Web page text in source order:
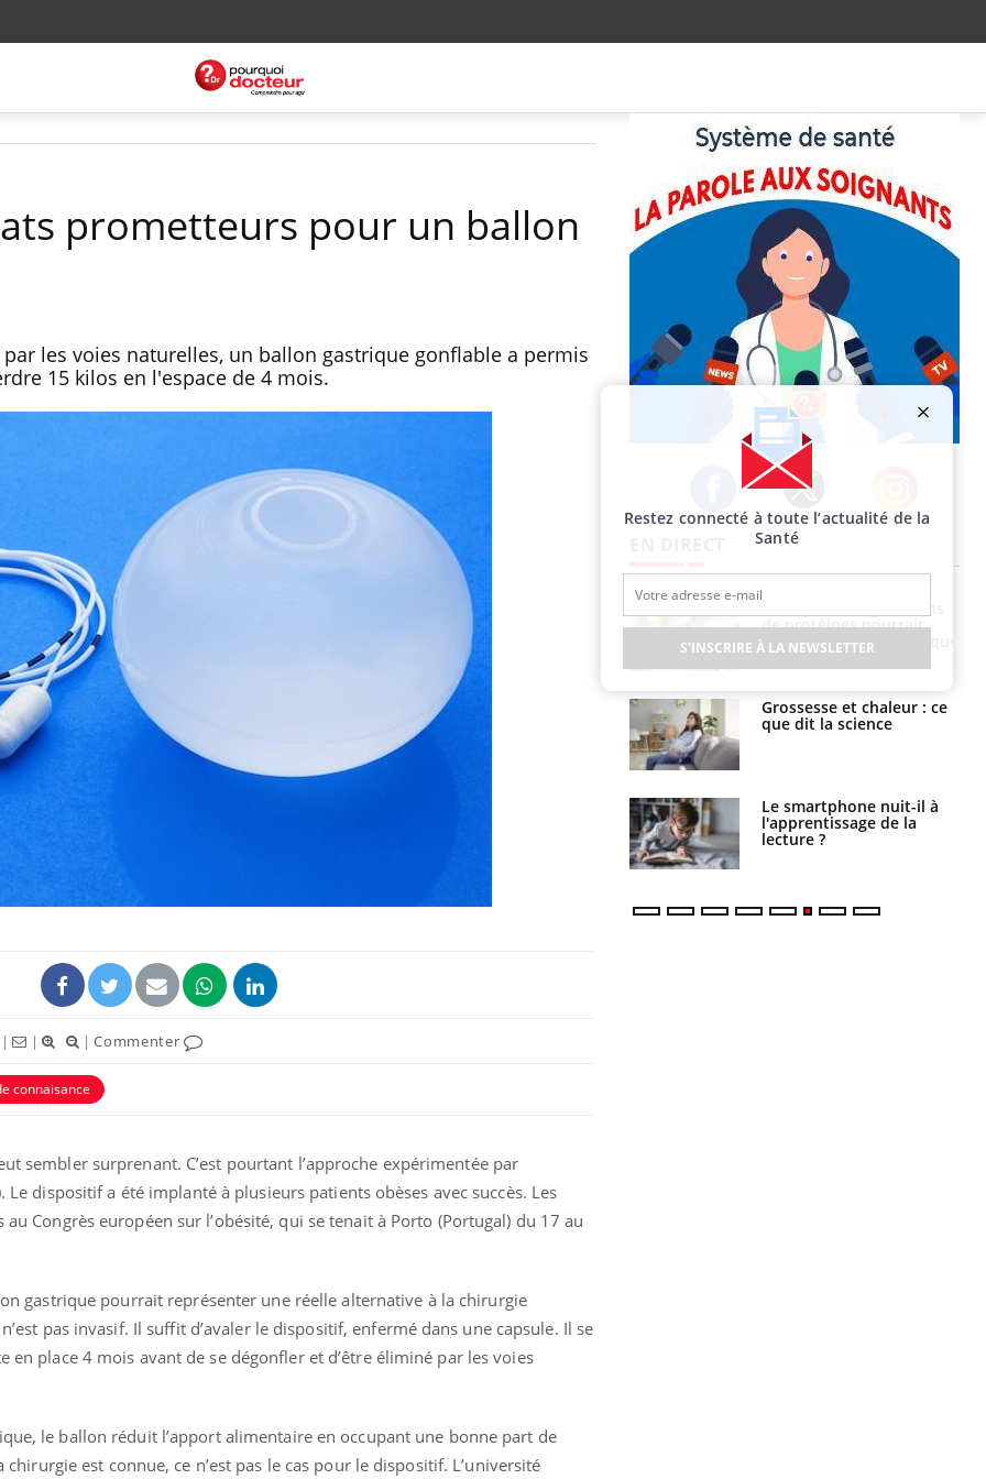
prometteurs pour un ballon
les voies naturelles, un ballon gastrique gonflable a permis
15 kilos en l'espace de 4 mois.
| | |Commenter
connaisance
sembler surprenant. C’est pourtant l’approche expérimentée par
Le dispositif a été implanté à plusieurs patients obèses avec succès. Les
Congrès européen sur l’obésité, qui se tenait à Porto (Portugal) du 17 au
gastrique pourrait représenter une réelle alternative à la chirurgie
pas invasif. Il suffit d’avaler le dispositif, enfermé dans une capsule. Il se
en place 4 mois avant de se dégonfler et d’être éliminé par les voies
le ballon réduit l’apport alimentaire en occupant une bonne part de
chirurgie est connue, ce n’est pas le cas pour le dispositif. L’université
Facebook Twitter Instagram
Cytomégalovirus : ce qui
change dans la prise en
charge des femmes
enceintes
La sieste empêche-t-elle
de dormir la nuit ?
Pourquoi votre ventre
jours de vos vacances ?
Fortes chaleurs :
pourquoi le risque de
de protéines pourrait
finalement être bénéfique
Grossesse et chaleur : ce
que dit la science
Le smartphone nuit-il à
l'apprentissage de la
lecture ?
Restez connecté à toute l’actualité de la
Santé
S'INSCRIRE À LA NEWSLETTER